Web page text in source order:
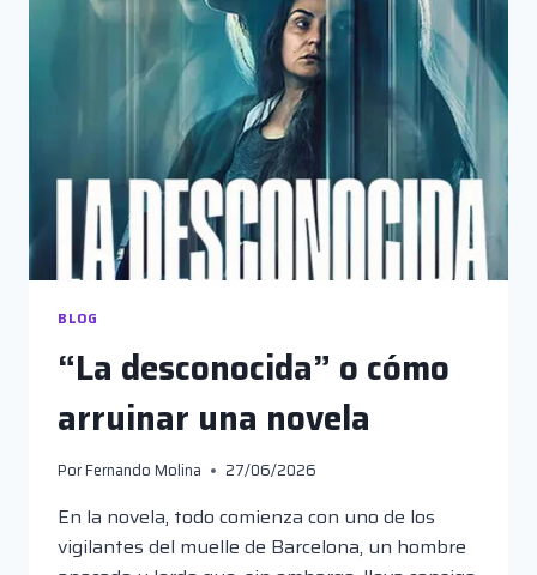
BLOG
“La desconocida” o cómo
arruinar una novela
PorFernando Molina 27/06/2026
En la novela, todo comienza con uno de los
vigilantes del muelle de Barcelona, un hombre